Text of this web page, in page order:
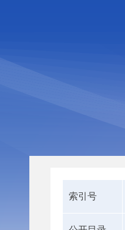
索引号